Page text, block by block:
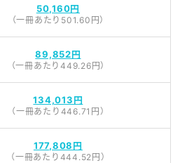
50,160円
（一冊あたり501.60円）
89,852円
（一冊あたり449.26円）
134,013円
（一冊あたり446.71円）
177,808円
（一冊あたり444.52円）